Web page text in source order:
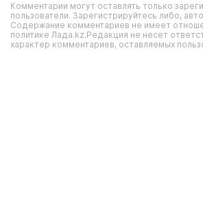
Комментарии могут оставлять только
пользователи. Зарегистрируйтесь либо,
Содержание комментариев не имеет
политике Лада.kz.Редакция не несет
характер комментариев, оставляемых